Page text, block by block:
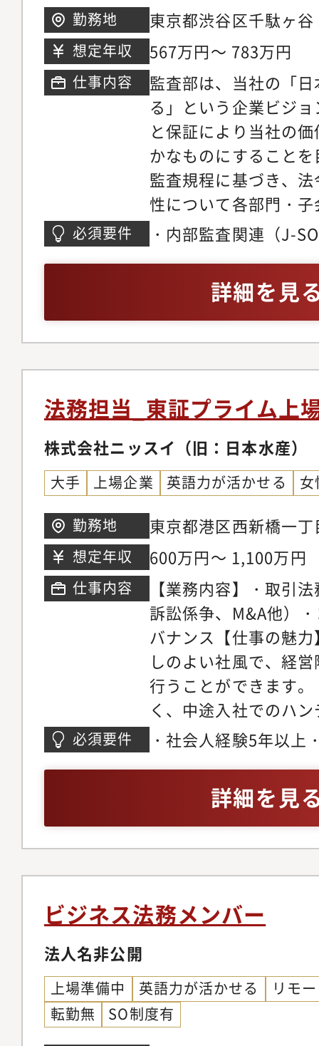
れ、公的機関や金融
る企業のデジタルト
(DX)推進を支援して
の法務チームは、法
ジネスを支援するこ
また、当社グループ
会社等幅広く、その
ンプライアンスリス
体的には、契約審査
野、知的財産権の出
野、業務提携・出資
略法務分野、さらに
のコンプライアンス
危機管理分野と幅広
会社を支えていく職
す。入社後はご本人
つ、法務業務全般を
を想定しております
名（うち1名マネージ
勤務地
東京都渋谷区千駄ヶ
新宿
想定年収 567万円～ 783万円
仕事内容
監査部は、当社の「
る」という企業ビジ
と保証により当社の
かなものにすることを
監査規程に基づき、
性について各部門・
勧告を行うほか、財
ご経験やスキルに応
当いただきます。入
らスタートし、その
査課の業務にも携わ
性を高めていただく
J-SOX対応やSOC1レ
監査対応を含め、内
善および社内教育を推進しま
応のための業務文書化 ・証憑収集と評価作
業、資料作成 ・SOC1レポート取得のための
外部監査対応 ・内部統制の構築や業務改善の
支援 ・内部統制に係る社内研修 等 ■業務監
査課規程や業務プロ
し、リスクの早期発
な業務の洗い出しや改
部監査計画の策定 ・監査の実施（証憑収集・
評価、調書作成、報
ローアップ） ・全社的な業務フローのモニタ
リング 不正、ハラスメン
シデントの再発防止
・購買、経費、交通
・現金実査、下請法
部署】 監査部全体：部長1
課：課長1名、メンバー1名 業務監査
1名、メンバー2名 ※全員が中途入社のため馴
染みやすく、若手メ
ジションの魅力】・
るポジション社長直
ダイレクトに報告・
必須要件
・内部監査関連（J-
リア形成に対する強
詳細を見
法務担当_東証プライム上
株式会社ニッスイ（旧：日本水産）
大手 上場企業 英語力が活かせる
勤務地
東京都港区西新橋一
エア
想定年収 600万円～ 1,100万円
仕事内容
【業務内容】・取引
訴訟係争、M&A他）
バナンス【仕事の魅
しのよい社風で、経
行うことができます
く、中途入社でのハ
ん。・残業はできる
イフバランスも常に
からしばらくは基本
てきたら業務状況を
ただけます。
必須要件
・社会人経験5年以上
して幅広い経験を積
詳細を見
ビジネス法務メンバー
法人名非公開
上場準備中 英語力が活かせる
リモ
転勤無
SO制度有